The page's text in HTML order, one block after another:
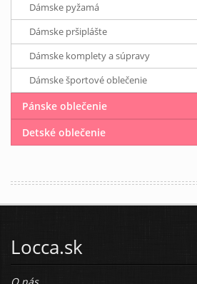
Dámske pyžamá
Dámske pršiplášte
Dámske komplety a súpravy
Dámske športové oblečenie
Pánske oblečenie
Detské oblečenie
Locca.sk